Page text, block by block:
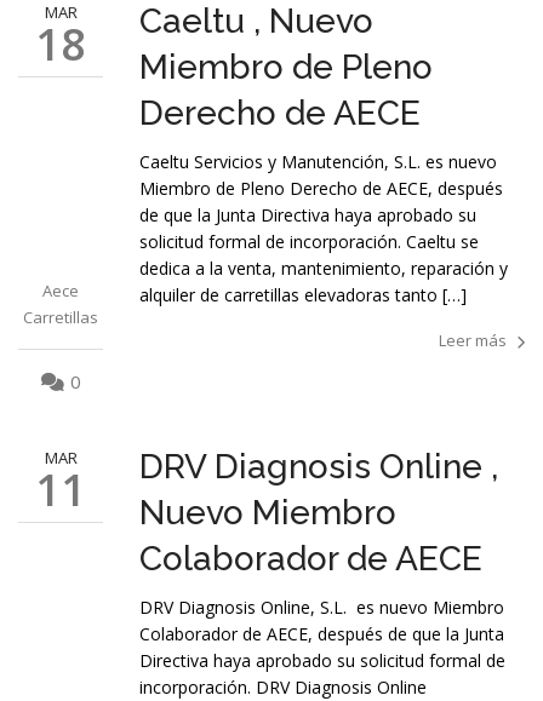
MAR
18
Aece
Carretillas
0
Caeltu , Nuevo
Miembro de Pleno
Derecho de AECE
Caeltu Servicios y Manutención, S.L. es nuevo
Miembro de Pleno Derecho de AECE, después
de que la Junta Directiva haya aprobado su
solicitud formal de incorporación. Caeltu se
dedica a la venta, mantenimiento, reparación y
alquiler de carretillas elevadoras tanto […]
Leer más
MAR
11
DRV Diagnosis Online ,
Nuevo Miembro
Colaborador de AECE
DRV Diagnosis Online, S.L. es nuevo Miembro
Colaborador de AECE, después de que la Junta
Directiva haya aprobado su solicitud formal de
incorporación. DRV Diagnosis Online